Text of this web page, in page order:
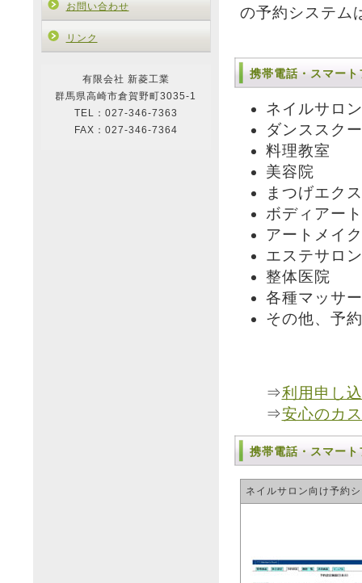
の予約システム
携帯電話・スマー
ネイルサロン
ダンススク
料理教室
美容院
まつげエク
ボディアート
アートメイク
エステサロン
整体医院
各種マッサ
その他、予
⇒利用申し
⇒安心のカ
携帯電話・スマー
ネイルサロン向け予約
お問い合わせ
リンク
有限会社 新菱工業
群馬県高崎市倉賀野町3035-1
TEL：027-346-7363
FAX：027-346-7364